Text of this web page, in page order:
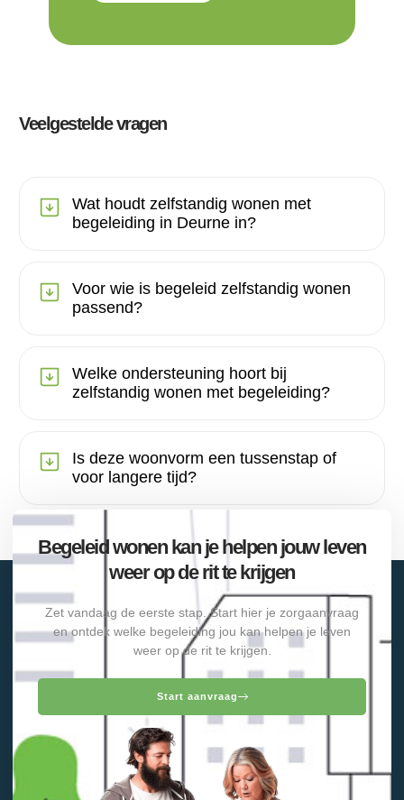
Veelgestelde vragen
Wat houdt zelfstandig wonen met
begeleiding in Deurne in?
Voor wie is begeleid zelfstandig wonen
passend?
Welke ondersteuning hoort bij
zelfstandig wonen met begeleiding?
Is deze woonvorm een tussenstap of
voor langere tijd?
Begeleid wonen kan je helpen jouw leven
weer op de rit te krijgen
Zet vandaag de eerste stap. Start hier je zorgaanvraag
en ontdek welke begeleiding jou kan helpen je leven
weer op de rit te krijgen.
Start aanvraag